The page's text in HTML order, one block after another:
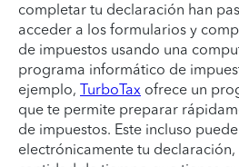
completar tu declaración han
acceder a los formularios y
de impuestos usando una
programa informático de
ejemplo, TurboTax ofrece un
que te permite preparar
de impuestos. Este incluso
electrónicamente tu